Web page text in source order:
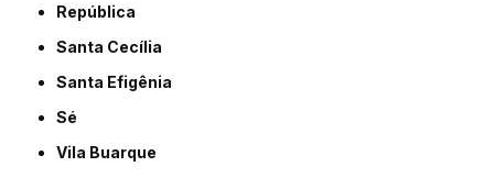
República
Santa Cecília
Santa Efigênia
Sé
Vila Buarque